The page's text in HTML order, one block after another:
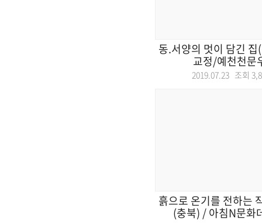
동.서양의 멋이 담긴
교정/예천천문
2019.07.23 조회
흙으로 온기를 전하는
(충북) / 아침N문화